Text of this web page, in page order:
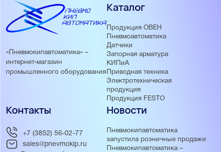
«Пневмокипавтоматика» –
интернет-магазин
промышленного оборудования
Каталог
Продукция ОВЕН
Пневмоавтоматика
Датчики
Запорная арматура
КИПиА
Приводная техника
Электротехническая
продукция
Продукция FESTO
Новости
Пневмокипавтоматика
запустила розничные продажи
Пневмокипавтоматика –
Контакты
+7 (3852) 56-02-77
sales@pnevmokip.ru